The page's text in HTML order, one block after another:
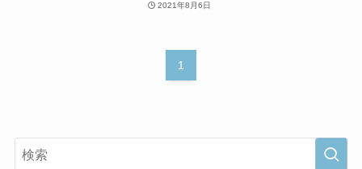
2021年8月6日
1